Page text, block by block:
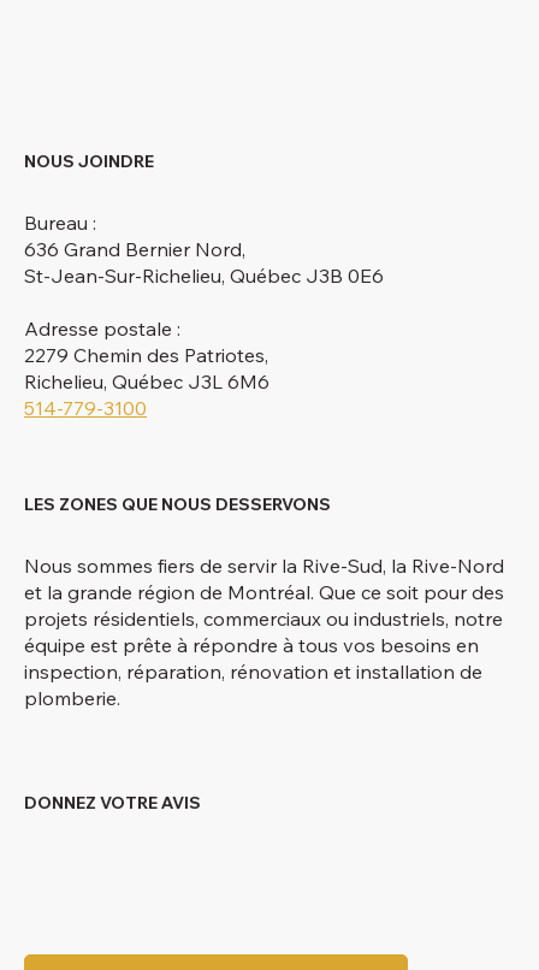
NOUS JOINDRE
Bureau :
636 Grand Bernier Nord,
St-Jean-Sur-Richelieu, Québec J3B 0E6
Adresse postale :
2279 Chemin des Patriotes,
Richelieu, Québec J3L 6M6
514-779-3100
LES ZONES QUE NOUS DESSERVONS
Nous sommes fiers de servir la Rive-Sud, la Rive-Nord
et la grande région de Montréal. Que ce soit pour des
projets résidentiels, commerciaux ou industriels, notre
équipe est prête à répondre à tous vos besoins en
inspection, réparation, rénovation et installation de
plomberie.
DONNEZ VOTRE AVIS